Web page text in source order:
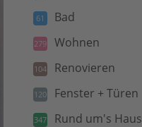
61 Bad
279 Wohnen
104 Renovieren
120 Fenster + Türen
347 Rund um's Haus